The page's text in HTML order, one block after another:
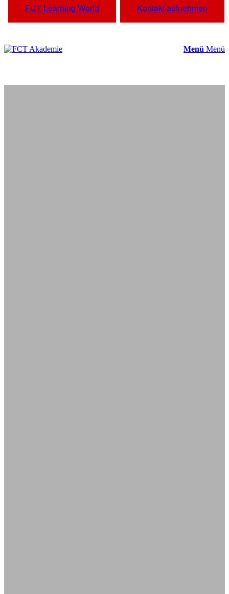
Menü Menü
FCT Learning World Kontakt aufnehmen